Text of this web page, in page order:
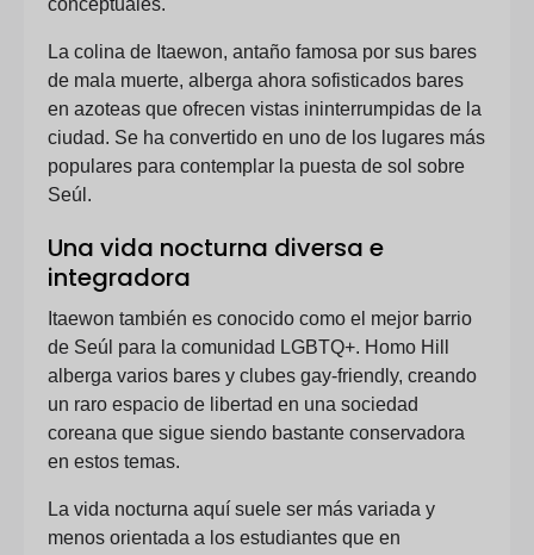
conceptuales.
La colina de Itaewon, antaño famosa por sus bares
de mala muerte, alberga ahora sofisticados bares
en azoteas que ofrecen vistas ininterrumpidas de la
ciudad. Se ha convertido en uno de los lugares más
populares para contemplar la puesta de sol sobre
Seúl.
Una vida nocturna diversa e
integradora
Itaewon también es conocido como el mejor barrio
de Seúl para la comunidad LGBTQ+. Homo Hill
alberga varios bares y clubes gay-friendly, creando
un raro espacio de libertad en una sociedad
coreana que sigue siendo bastante conservadora
en estos temas.
La vida nocturna aquí suele ser más variada y
menos orientada a los estudiantes que en